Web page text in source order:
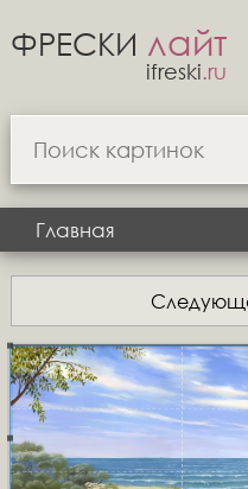
ФРЕСКИ лайт
ifreski.ru
Главная